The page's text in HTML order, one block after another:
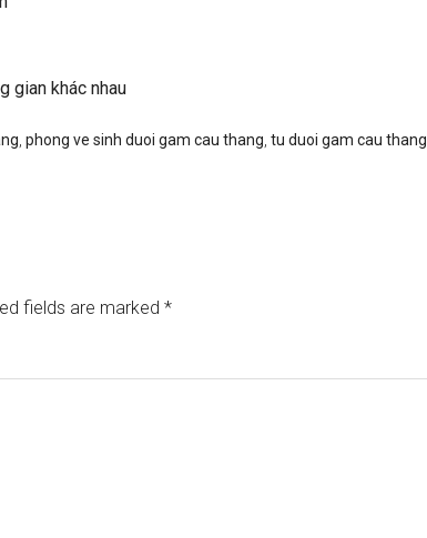
gian khác nhau
phong ve sinh duoi gam cau thang tu duoi gam cau thang
fields are marked *